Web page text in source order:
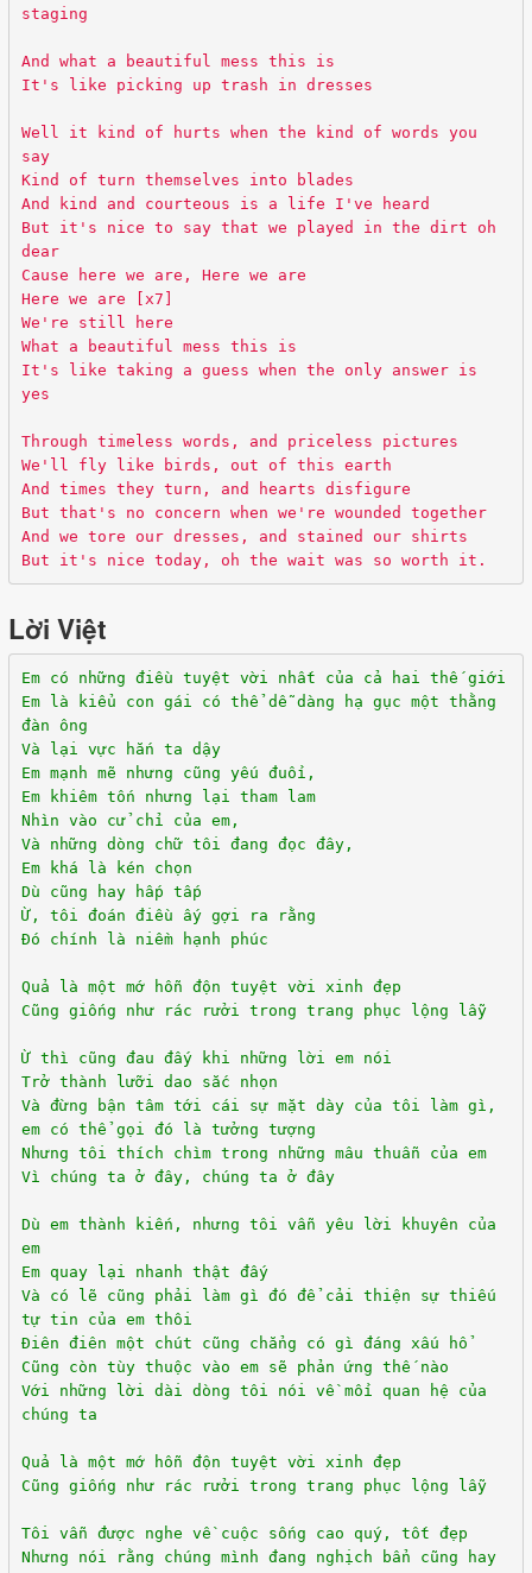
staging
And what a beautiful mess this is
It's like picking up trash in dresses
Well it kind of hurts when the kind of words you
say
Kind of turn themselves into blades
And kind and courteous is a life I've heard
But it's nice to say that we played in the dirt oh
dear
Cause here we are, Here we are
Here we are [x7]
We're still here
What a beautiful mess this is
It's like taking a guess when the only answer is
yes
Through timeless words, and priceless pictures
We'll fly like birds, out of this earth
And times they turn, and hearts disfigure
But that's no concern when we're wounded together
And we tore our dresses, and stained our shirts
But it's nice today, oh the wait was so worth it.
Lời Việt
Em có những điều tuyệt vời nhất của cả hai thế giới
Em là kiểu con gái có thể dễ dàng hạ gục một thằng
đàn ông
Và lại vực hắn ta dậy
Em mạnh mẽ nhưng cũng yếu đuối,
Em khiêm tốn nhưng lại tham lam
Nhìn vào cử chỉ của em,
Và những dòng chữ tôi đang đọc đây,
Em khá là kén chọn
Dù cũng hay hấp tấp
Ừ, tôi đoán điều ấy gợi ra rằng
Đó chính là niềm hạnh phúc
Quả là một mớ hỗn độn tuyệt vời xinh đẹp
Cũng giống như rác rưởi trong trang phục lộng lẫy
Ừ thì cũng đau đấy khi những lời em nói
Trở thành lưỡi dao sắc nhọn
Và đừng bận tâm tới cái sự mặt dày của tôi làm gì,
em có thể gọi đó là tưởng tượng
Nhưng tôi thích chìm trong những mâu thuẫn của em
Vì chúng ta ở đây, chúng ta ở đây
Dù em thành kiến, nhưng tôi vẫn yêu lời khuyên của
em
Em quay lại nhanh thật đấy
Và có lẽ cũng phải làm gì đó để cải thiện sự thiếu
tự tin của em thôi
Điên điên một chút cũng chẳng có gì đáng xấu hổ
Cũng còn tùy thuộc vào em sẽ phản ứng thế nào
Với những lời dài dòng tôi nói về mối quan hệ của
chúng ta
Quả là một mớ hỗn độn tuyệt vời xinh đẹp
Cũng giống như rác rưởi trong trang phục lộng lẫy
Tôi vẫn được nghe về cuộc sống cao quý, tốt đẹp
Nhưng nói rằng chúng mình đang nghịch bẩn cũng hay